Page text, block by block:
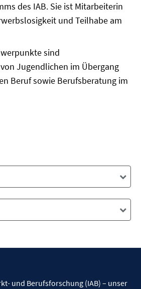
des IAB. Sie ist Mitarbeiterin
und Teilhabe am
sind
Jugendlichen im Übergang
Beruf sowie Berufsberatung im
und Berufsforschung (IAB) – unser